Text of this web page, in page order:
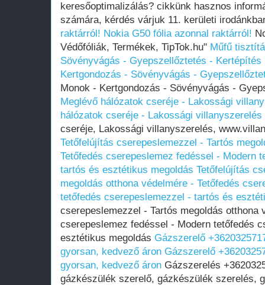
keresőoptimalizálás? cikkünk hasznos
számára, kérdés várjuk 11. kerületi
raktárról! Nokia G50 fólia azonnal raktárról!
Védőfóliák, Termékek, TipTok.hu" Műfű
Sövényvágás - Gyepszellőztetés - Kertépítés
Kertgondozás - Sövényvágás -
Monok - Kertgondozás - Sövényvágás -
Meglévő hálózatok cseréje - Lakossági
hálózatok cseréje - Lakossági villanyszerelés
cseréje, Lakossági villanyszerelés,
Tetőfelújítás cserepeslemezzel - Tartós
Tetőfedés cserepeslemez fedéssel - Modern
tartós és esztétikus megoldás Tetőfelújítás
megoldás otthona védelmére - Tetőfedés
tetőfedés cserepeslemezzel - tartós és
cserepeslemezzel - Tartós megoldás otthona
cserepeslemez fedéssel - Modern tetőfedés
esztétikus megoldás Gázszerelő
gyorsan, kedvező áron Gázszerelő
gyorsan, kedvező áron Gázszerelés
gázkészülék szerelő, gázkészülék szerelés,